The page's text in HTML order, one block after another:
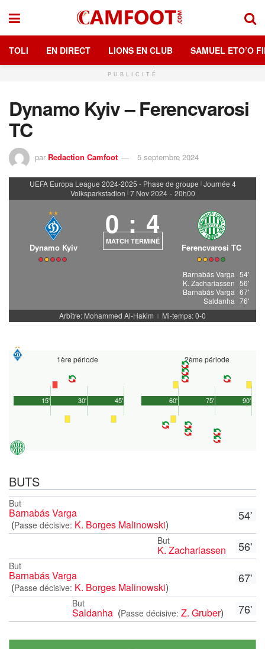
TOLI EN DIRECT LIONS EN CLUB SAMUEL ETO’O
PUBLICITÉ
Dynamo Kyiv – Ferencvarosi
TC
par Redaction Camfoot 5 septembre 2024
UEFA Europa League 2024-2025 - Phase de groupe | Journée 4
Volksparkstadion | 7 Nov 2024 - 20h00
Dynamo Kyiv
0 : 4
MATCH TERMINÉ
Ferencvarosi TC
Barnabás Varga 54'
K. Zachariassen 56'
Barnabás Varga 67'
Saldanha 76'
Arbitre: Mohammed Al-Hakim
| Mi-temps: 0-0
1ère période
45'
15' 30'
2ème période
90'
60' 75'
BUTS
54'
But
Barnabás Varga
(Passe décisive: K. Borges Malinowski)
56'
But
K. Zachariassen
67'
But
Barnabás Varga
(Passe décisive: K. Borges Malinowski)
76'
But
Saldanha (Passe décisive: Z. Gruber)